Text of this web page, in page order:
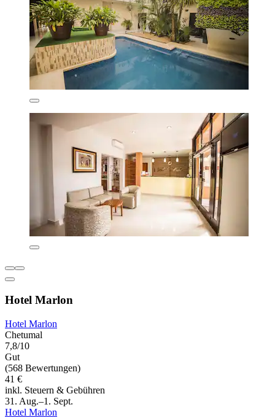
Hotel Marlon
Hotel Marlon
Chetumal
7,8/10
Gut
(568 Bewertungen)
41 €
inkl. Steuern & Gebühren
31. Aug.–1. Sept.
Hotel Marlon